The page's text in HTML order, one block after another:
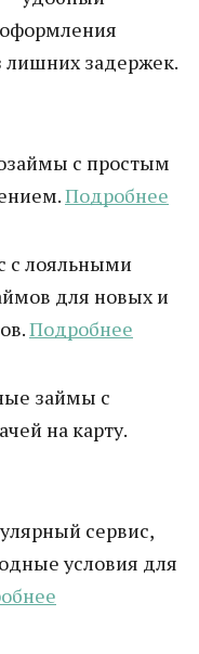
лишних задержек.
с простым
Подробнее
с лояльными
для новых и
Подробнее
займы с
на карту.
сервис,
условия для